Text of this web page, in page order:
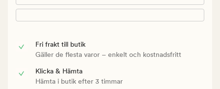
Fri frakt till butik
Gäller de flesta varor – enkelt och kostnadsfritt
Klicka & Hämta
Hämta i butik efter 3 timmar